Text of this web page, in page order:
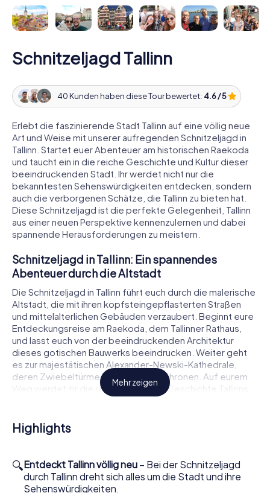
Schnitzeljagd Tallinn
40 Kunden haben diese Tour bewertet: 4.6 / 5
Erlebt die faszinierende Stadt Tallinn auf eine völlig neue
Art und Weise mit unserer aufregenden Schnitzeljagd in
Tallinn. Startet euer Abenteuer am historischen Raekoda
und taucht ein in die reiche Geschichte und Kultur dieser
beeindruckenden Stadt. Ihr werdet nicht nur die
bekanntesten Sehenswürdigkeiten entdecken, sondern
auch die verborgenen Schätze, die Tallinn zu bieten hat.
Diese Schnitzeljagd ist die perfekte Gelegenheit, Tallinn
aus einer neuen Perspektive kennenzulernen und dabei
spannende Herausforderungen zu meistern.
Schnitzeljagd in Tallinn: Ein spannendes
Abenteuer durch die Altstadt
Die Schnitzeljagd in Tallinn führt euch durch die malerische
Altstadt, die mit ihren kopfsteingepflasterten Straßen
und mittelalterlichen Gebäuden verzaubert. Beginnt eure
Entdeckungsreise am Raekoda, dem Tallinner Rathaus,
und lasst euch von der beeindruckenden Architektur
dieses gotischen Bauwerks beeindrucken. Weiter geht
es zur majestätischen Alexander-Newski-Kathedrale,
deren Zwiebeltürme über der Stadt thronen. Auf eurem
Weg werdet ihr die reiche Kultur und Geschichte Tallinns
auf unterhaltsame und interaktive Weise erleben.
Herausforderungen und Rätsel bei der
Schnitzeljagd in Tallinn
Während der Schnitzeljagd in Tallinn werdet ihr knifflige
Rätsel lösen und spannende Aufgaben meistern. Besucht
die Olaikirche und erfahrt mehr über ihre bedeutende
Mehr zeigen
Highlights
🔍Entdeckt Tallinn völlig neu – Bei der Schnitzeljagd
durch Tallinn dreht sich alles um die Stadt und ihre
Sehenswürdigkeiten.